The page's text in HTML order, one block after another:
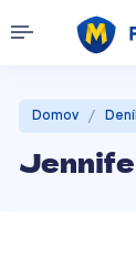
Domov /